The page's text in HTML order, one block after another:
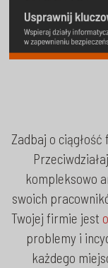
Zadbaj o
kompleksowo
swoich
Twojej firmie jest
problemy i
każdego